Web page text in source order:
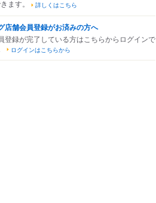
ます。
詳しくはこちら
店舗会員登録がお済みの方へ
登録が完了している方はこちらからログインで
ログインはこちらから